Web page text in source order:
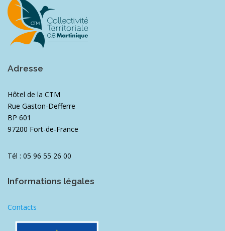
Adresse
Hôtel de la CTM
Rue Gaston-Defferre
BP 601
97200 Fort-de-France
Tél : 05 96 55 26 00
Informations légales
Contacts